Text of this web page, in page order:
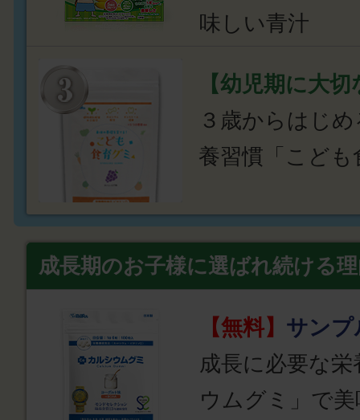
味しい青汁
【幼児期に大
３歳からはじ
養習慣「こども
成長期のお子様に選ばれ続ける
【無料】 サンプ
成長に必要な
ウムグミ」で